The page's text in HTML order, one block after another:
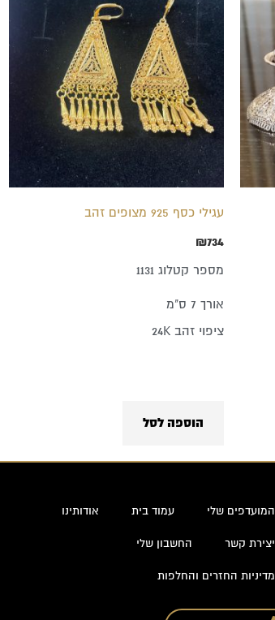
עגילי כסף 925 מצופים זהב
₪734
מספר קטלוג 1131
אורך 7 ס"מ
ציפוי זהב 24K
הוספה לסל
המועדפים שלי עמוד בית אודותינו
יצירת קשר החשבון שלי
מדיניות החזרים והחלפות